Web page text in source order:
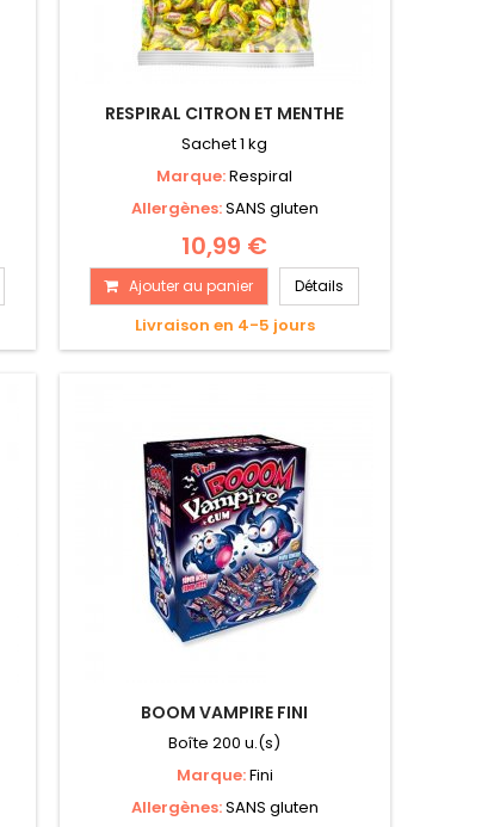
RESPIRAL CITRON ET MENTHE
Sachet 1 kg
Marque:Respiral
Allergènes:SANS gluten
10,99 €
Ajouter au panier Détails
Livraison en 4-5 jours
BOOM VAMPIRE FINI
Boîte 200 u.(s)
Marque:Fini
Allergènes:SANS gluten